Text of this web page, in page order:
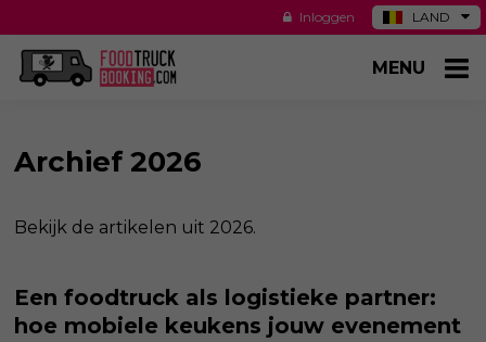
LAND
ES
Inloggen
MENU
Archief 2026
Bekijk de artikelen uit 2026.
Een foodtruck als logistieke partner:
hoe mobiele keukens jouw evenement